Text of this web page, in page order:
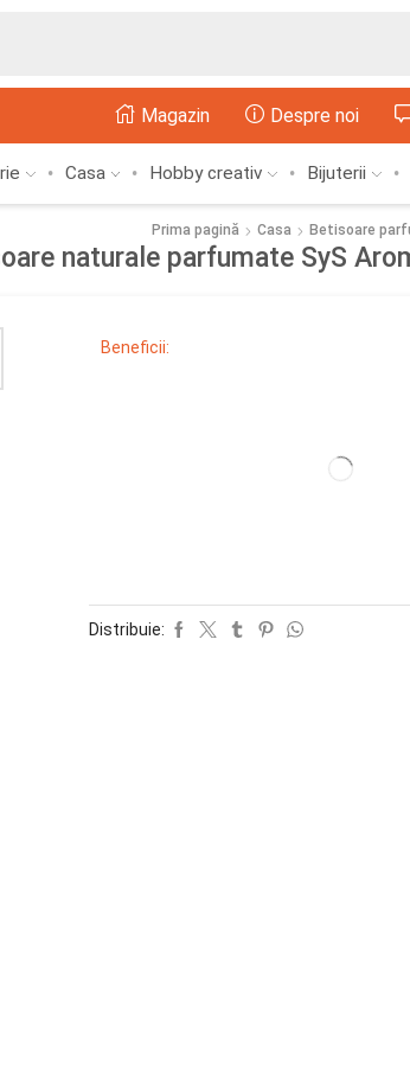
Magazin Despre noi
Casa Hobby creativ Bijuterii
Prima pagină Casa Betisoare
naturale parfumate SyS
Beneficii:
Distribuie: